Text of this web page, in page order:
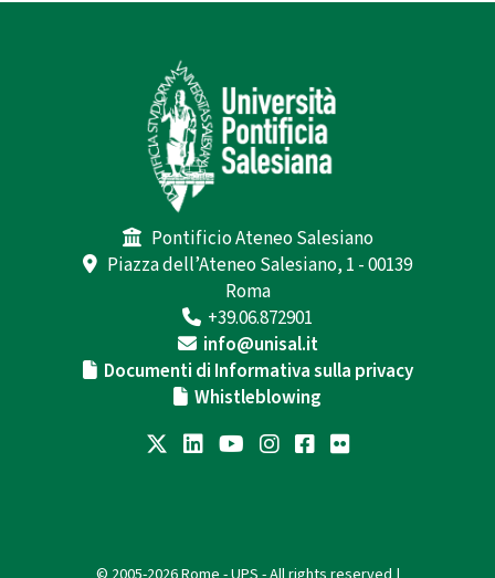
Pontificio Ateneo Salesiano
Piazza dell’Ateneo Salesiano, 1 - 00139
Roma
+39.06.872901
info@unisal.it
Documenti di Informativa sulla privacy
Whistleblowing